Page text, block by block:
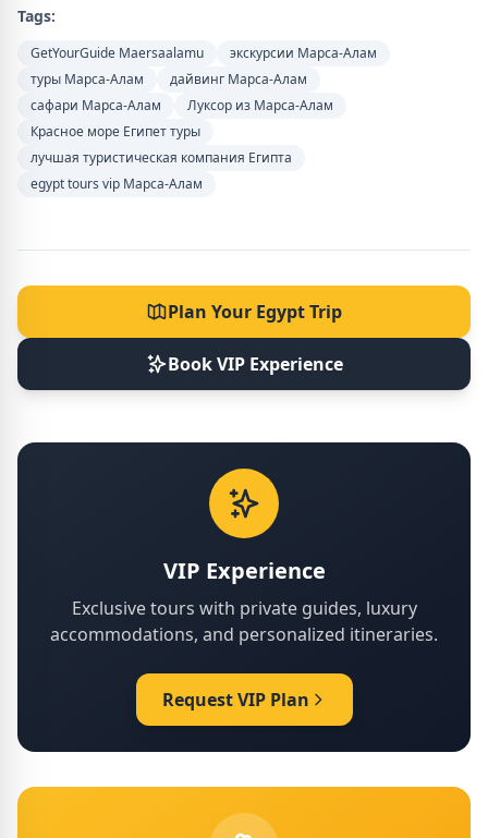
Tags:
GetYourGuide Maersaalamu
экскурсии Марса-Алам
туры Марса-Алам
дайвинг Марса-Алам
сафари Марса-Алам
Луксор из Марса-Алам
Красное море Египет туры
лучшая туристическая компания Египта
egypt tours vip Марса-Алам
Plan Your Egypt Trip
Book VIP Experience
VIP Experience
Exclusive tours with private guides, luxury
accommodations, and personalized itineraries.
Request VIP Plan